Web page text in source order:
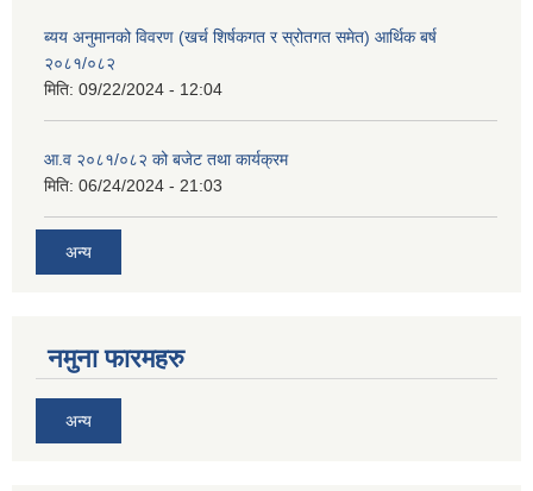
ब्यय अनुमानको विवरण (खर्च शिर्षकगत र स्रोतगत समेत) आर्थिक बर्ष
२०८१/०८२
मिति: 09/22/2024 - 12:04
आ.व २०८१/०८२ को बजेट तथा कार्यक्रम
मिति: 06/24/2024 - 21:03
अन्य
नमुना फारमहरु
अन्य